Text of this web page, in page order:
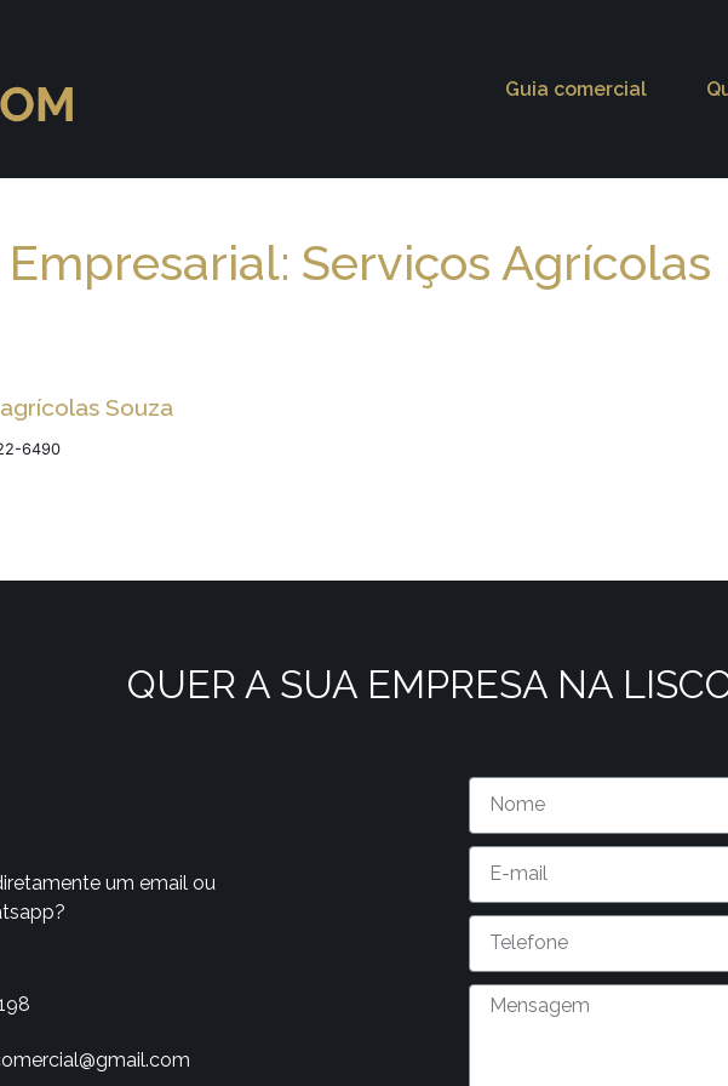
Guia comercial
Serviços Agrícolas
Souza
6490
QUER A SUA EMPRESA NA
um email ou